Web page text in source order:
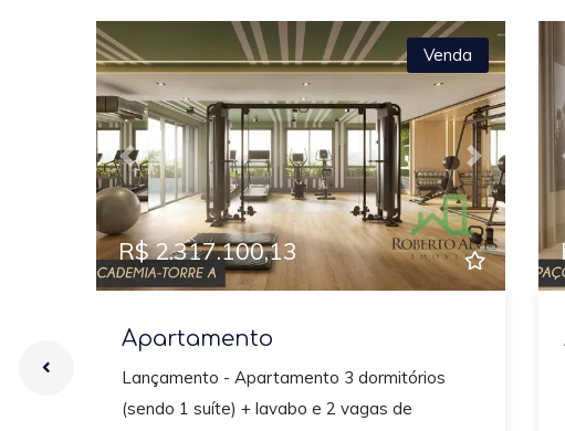
Previous Next
Venda
R$ 2.317.100,13
Apartamento
Lançamento - Apartamento 3 dormitórios
(sendo 1 suíte) + lavabo e 2 vagas de